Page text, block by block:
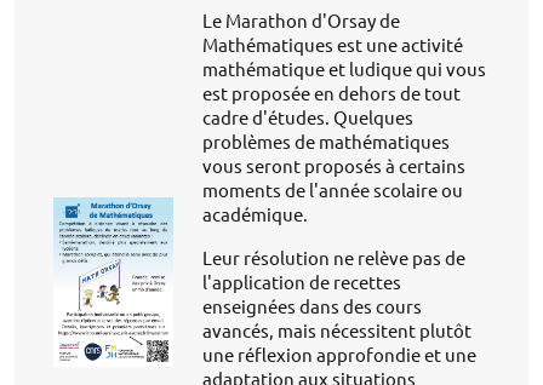
Le Marathon d'Orsay de
Mathématiques est une activité
mathématique et ludique qui vous
est proposée en dehors de tout
cadre d'études. Quelques
problèmes de mathématiques
vous seront proposés à certains
moments de l'année scolaire ou
académique.
Leur résolution ne relève pas de
l'application de recettes
enseignées dans des cours
avancés, mais nécessitent plutôt
une réflexion approfondie et une
adaptation aux situations